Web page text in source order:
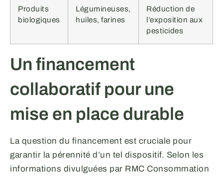
Produits
biologiques
Légumineuses,
huiles, farines
Réduction de
l’exposition aux
pesticides
Un financement
collaboratif pour une
mise en place durable
La question du financement est cruciale pour
garantir la pérennité d’un tel dispositif. Selon les
informations divulguées par RMC Consommation